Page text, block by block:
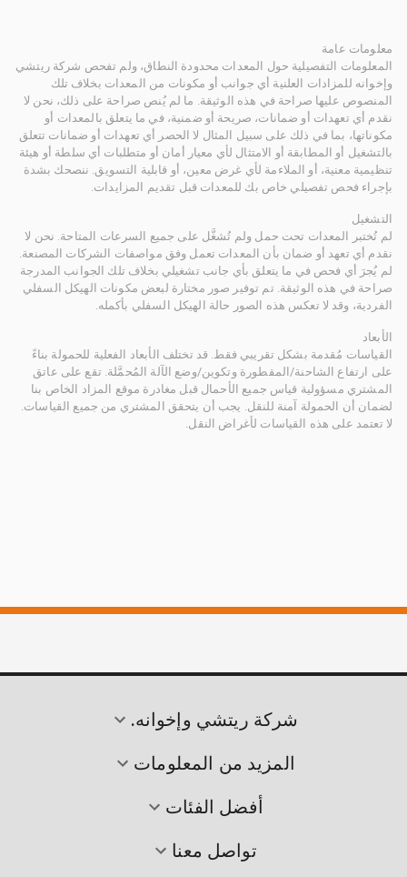
معلومات عامة
المعلومات التفصيلية حول المعدات محدودة النطاق، ولم تفحص شركة ريتشي
وإخوانه للمزادات العلنية أي جوانب أو مكونات من المعدات بخلاف تلك
المنصوص عليها صراحة في هذه الوثيقة. ما لم يُنص صراحة على ذلك، نحن لا
نقدم أي تعهدات أو ضمانات، صريحة أو ضمنية، في ما يتعلق بالمعدات أو
مكوناتها، بما في ذلك على سبيل المثال لا الحصر أي تعهدات أو ضمانات تتعلق
بالتشغيل أو المطابقة أو الامتثال لأي معيار أمان أو متطلبات أي سلطة أو هيئة
تنظيمية معنية، أو الملاءمة لأي غرض معين، أو قابلية التسويق. ننصحك بشدة
بإجراء فحص تفصيلي خاص بك للمعدات قبل تقديم المزايدات.
التشغيل
لم تُختبر المعدات تحت حمل ولم تُشغَّل على جميع السرعات المتاحة. نحن لا
نقدم أي تعهد أو ضمان بأن المعدات تعمل وفق مواصفات الشركات المصنعة.
لم يُجرَ أي فحص في ما يتعلق بأي جانب تشغيلي بخلاف تلك الجوانب المدرجة
صراحة في هذه الوثيقة. تم توفير صور مختارة لبعض مكونات الهيكل السفلي
الفردية، وقد لا تعكس هذه الصور حالة الهيكل السفلي بأكمله.
الأبعاد
القياسات مُقدمة بشكل تقريبي فقط. قد تختلف الأبعاد الفعلية للحمولة بناءً
على ارتفاع الشاحنة/المقطورة وتكوين/وضع الآلة المُحمَّلة. تقع على عاتق
المشتري مسؤولية قياس جميع الأحمال قبل مغادرة موقع المزاد الخاص بنا
لضمان أن الحمولة آمنة للنقل. يجب أن يتحقق المشتري من جميع القياسات.
لا تعتمد على هذه القياسات لأغراض النقل.
شركة ريتشي وإخوانه.
المزيد من المعلومات
أفضل الفئات
تواصل معنا